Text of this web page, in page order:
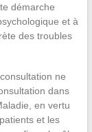
démarche
et à
des troubles
ne
dans
en vertu
et les